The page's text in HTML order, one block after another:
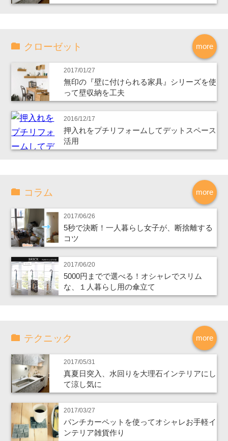
more
クローゼット
2017/01/27
無印の『壁に付けられる家具』シリーズを使
って壁収納を工夫
2016/12/17
押入れをプチリフォームしてデットスペース
活用
more
コラム
2017/06/26
5秒で決断！一人暮らし女子が、断捨離する
コツ
2017/06/20
5000円までで選べる！オシャレでスリム
な、１人暮らし用の傘立て
more
テクニック
2017/05/31
真夏日突入、水回りを大理石インテリアにし
て涼し気に
2017/03/27
パンチカーペットを使ってオシャレお手軽イ
ンテリア雑貨作り